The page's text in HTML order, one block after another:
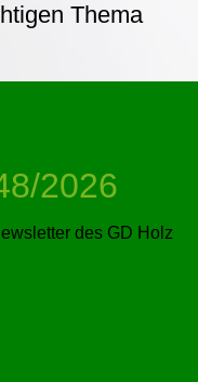
Thema
2026
des GD Holz